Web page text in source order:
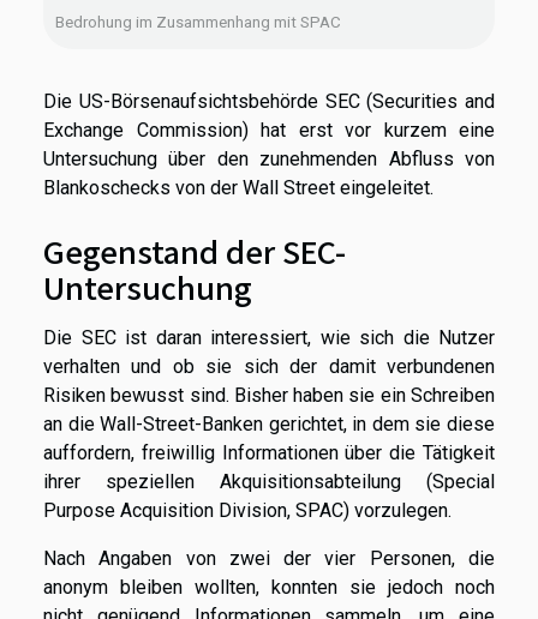
Bedrohung im Zusammenhang mit SPAC
Die US-Börsenaufsichtsbehörde SEC (Securities and
Exchange Commission) hat erst vor kurzem eine
Untersuchung über den zunehmenden Abfluss von
Blankoschecks von der Wall Street eingeleitet.
Gegenstand der SEC-
Untersuchung
Die SEC ist daran interessiert, wie sich die Nutzer
verhalten und ob sie sich der damit verbundenen
Risiken bewusst sind. Bisher haben sie ein Schreiben
an die Wall-Street-Banken gerichtet, in dem sie diese
auffordern, freiwillig Informationen über die Tätigkeit
ihrer speziellen Akquisitionsabteilung (Special
Purpose Acquisition Division, SPAC) vorzulegen.
Nach Angaben von zwei der vier Personen, die
anonym bleiben wollten, konnten sie jedoch noch